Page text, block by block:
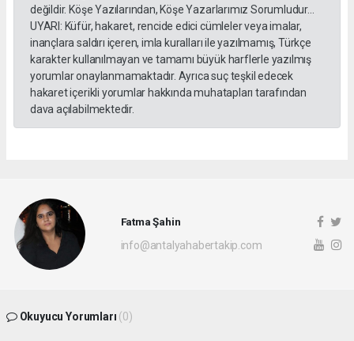
değildir. Köşe Yazılarından, Köşe Yazarlarımız Sorumludur...
UYARI: Küfür, hakaret, rencide edici cümleler veya imalar,
inançlara saldırı içeren, imla kuralları ile yazılmamış, Türkçe
karakter kullanılmayan ve tamamı büyük harflerle yazılmış
yorumlar onaylanmamaktadır. Ayrıca suç teşkil edecek
hakaret içerikli yorumlar hakkında muhatapları tarafından
dava açılabilmektedir.
Fatma Şahin
info@antalyahabertakip.com
Okuyucu Yorumları (0)